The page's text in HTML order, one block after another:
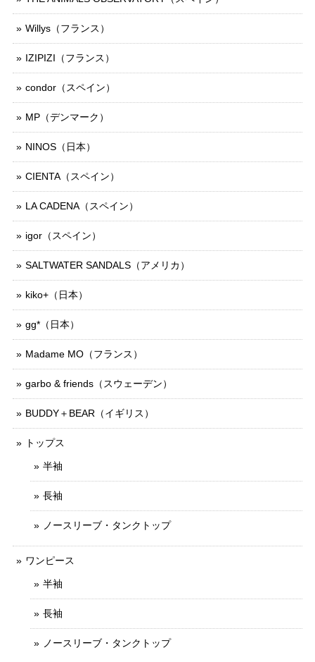
Willys（フランス）
IZIPIZI（フランス）
condor（スペイン）
MP（デンマーク）
NINOS（日本）
CIENTA（スペイン）
LA CADENA（スペイン）
igor（スペイン）
SALTWATER SANDALS（アメリカ）
kiko+（日本）
gg*（日本）
Madame MO（フランス）
garbo & friends（スウェーデン）
BUDDY＋BEAR（イギリス）
トップス
半袖
長袖
ノースリーブ・タンクトップ
ワンピース
半袖
長袖
ノースリーブ・タンクトップ